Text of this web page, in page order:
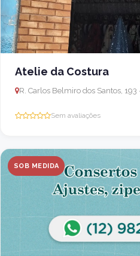
Atelie da Costura
Sem avaliações
SOB MEDIDA